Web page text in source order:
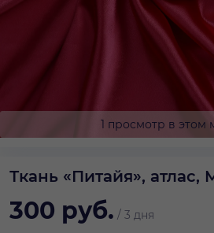
1 просмотр в этом
Ткань «Питайя», атлас,
300 руб. / 3 дня